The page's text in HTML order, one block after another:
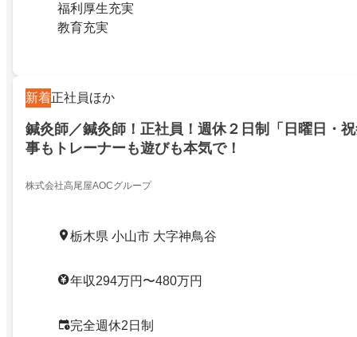
福利厚生充実
教育充実
新着正社員ほか
鍼灸師／鍼灸師！正社員！週休２日制「日曜日・
事もトレーナーも遊びも本気で！
株式会社高尾屋AOCグループ
栃木県 小山市 大字神鳥谷
年収294万円〜480万円
完全週休2日制